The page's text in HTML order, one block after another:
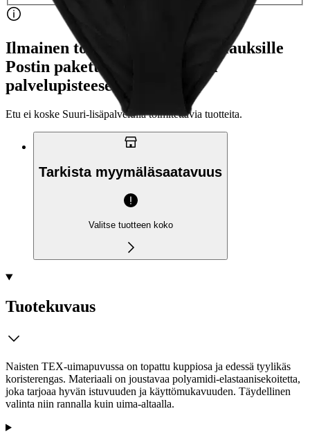
Ilmainen toimitus yli 100 €:n tilauksille
Postin pakettiautomaattiin tai
palvelupisteeseen!
Etu ei koske Suuri‑lisäpalvelulla toimitettavia tuotteita.
Tarkista myymäläsaatavuus
Valitse tuotteen koko
Tuotekuvaus
Naisten TEX-uimapuvussa on topattu kuppiosa ja edessä tyylikäs
koristerengas. Materiaali on joustavaa polyamidi-elastaanisekoitetta,
joka tarjoaa hyvän istuvuuden ja käyttömukavuuden. Täydellinen
valinta niin rannalla kuin uima-altaalla.